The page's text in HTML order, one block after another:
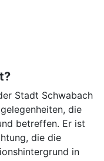
Stadt Schwabach
die
betreffen. Er ist
die die
in